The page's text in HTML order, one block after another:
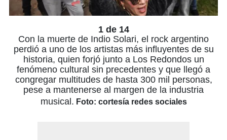
1 de 14
Con la muerte de Indio Solari, el rock argentino
perdió a uno de los artistas más influyentes de su
historia, quien forjó junto a Los Redondos un
fenómeno cultural sin precedentes y que llegó a
congregar multitudes de hasta 300 mil personas,
pese a mantenerse al margen de la industria
musical. Foto: cortesía redes sociales